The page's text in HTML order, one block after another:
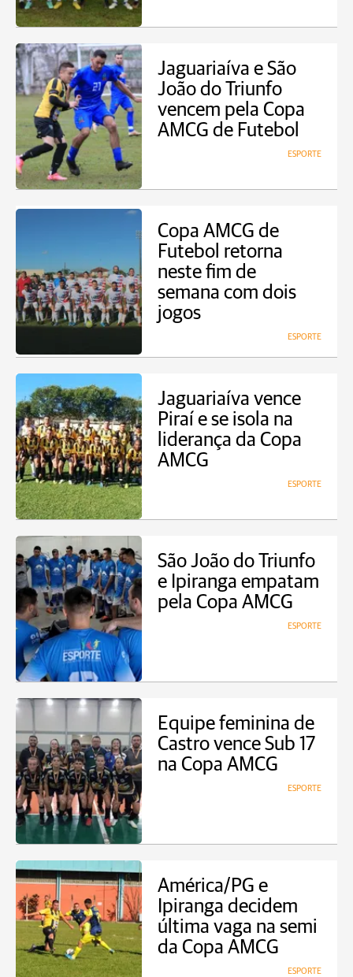
Jaguariaíva e São
João do Triunfo
vencem pela Copa
AMCG de Futebol
ESPORTE
Copa AMCG de
Futebol retorna
neste fim de
semana com dois
jogos
ESPORTE
Jaguariaíva vence
Piraí e se isola na
liderança da Copa
AMCG
ESPORTE
São João do Triunfo
e Ipiranga empatam
pela Copa AMCG
ESPORTE
Equipe feminina de
Castro vence Sub 17
na Copa AMCG
ESPORTE
América/PG e
Ipiranga decidem
última vaga na semi
da Copa AMCG
ESPORTE